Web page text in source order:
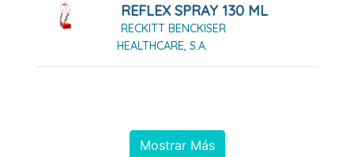
REFLEX SPRAY 130 ML
RECKITT BENCKISER
HEALTHCARE, S.A.
Mostrar Más